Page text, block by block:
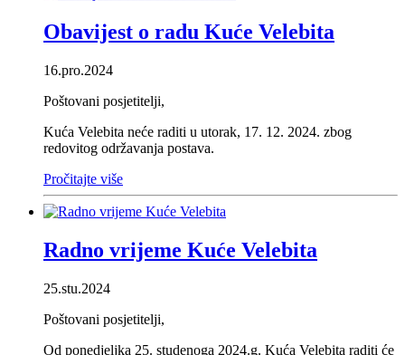
Obavijest o radu Kuće Velebita
16.pro.2024
Poštovani posjetitelji,
Kuća Velebita neće raditi u utorak, 17. 12. 2024. zbog
redovitog održavanja postava.
Pročitajte više
Radno vrijeme Kuće Velebita
25.stu.2024
Poštovani posjetitelji,
Od ponedjeljka 25. studenoga 2024.g. Kuća Velebita raditi će